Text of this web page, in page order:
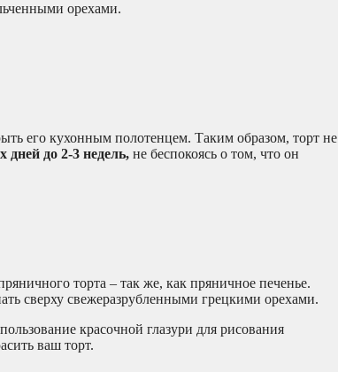
орехами.
его кухонным полотенцем. Таким образом, торт не
до 2-3 недель, не беспокоясь о том, что он
торта – так же, как пряничное печенье.
сверху свежеразрубленными грецкими орехами.
красочной глазури для рисования
ваш торт.